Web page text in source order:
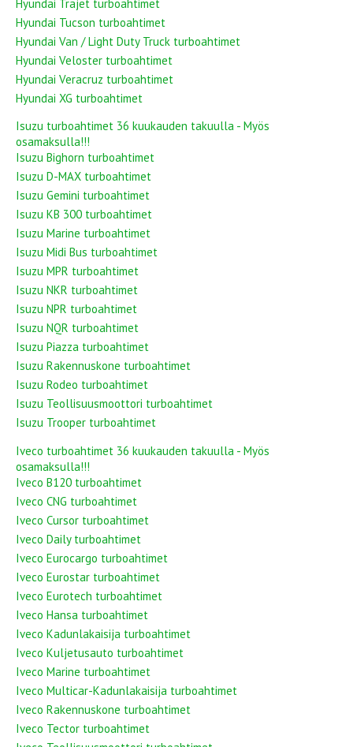
Hyundai Trajet turboahtimet
Hyundai Tucson turboahtimet
Hyundai Van / Light Duty Truck turboahtimet
Hyundai Veloster turboahtimet
Hyundai Veracruz turboahtimet
Hyundai XG turboahtimet
Isuzu turboahtimet 36 kuukauden takuulla - Myös
osamaksulla!!!
Isuzu Bighorn turboahtimet
Isuzu D-MAX turboahtimet
Isuzu Gemini turboahtimet
Isuzu KB 300 turboahtimet
Isuzu Marine turboahtimet
Isuzu Midi Bus turboahtimet
Isuzu MPR turboahtimet
Isuzu NKR turboahtimet
Isuzu NPR turboahtimet
Isuzu NQR turboahtimet
Isuzu Piazza turboahtimet
Isuzu Rakennuskone turboahtimet
Isuzu Rodeo turboahtimet
Isuzu Teollisuusmoottori turboahtimet
Isuzu Trooper turboahtimet
Iveco turboahtimet 36 kuukauden takuulla - Myös
osamaksulla!!!
Iveco B120 turboahtimet
Iveco CNG turboahtimet
Iveco Cursor turboahtimet
Iveco Daily turboahtimet
Iveco Eurocargo turboahtimet
Iveco Eurostar turboahtimet
Iveco Eurotech turboahtimet
Iveco Hansa turboahtimet
Iveco Kadunlakaisija turboahtimet
Iveco Kuljetusauto turboahtimet
Iveco Marine turboahtimet
Iveco Multicar-Kadunlakaisija turboahtimet
Iveco Rakennuskone turboahtimet
Iveco Tector turboahtimet